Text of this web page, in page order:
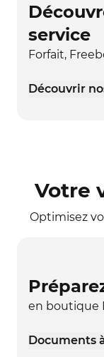
service
Forfait,
Découvrir
Votre
Optimisez
en boutique
Documents